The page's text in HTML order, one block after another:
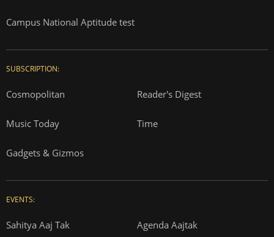
Campus National Aptitude test
SUBSCRIPTION:
Cosmopolitan Reader's Digest
Music Today Time
Gadgets & Gizmos
EVENTS:
Sahitya Aaj Tak Agenda Aajtak